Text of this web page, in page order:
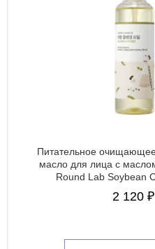
Питательное
масло для лица с
Round Lab Soybean
2 120 ₽